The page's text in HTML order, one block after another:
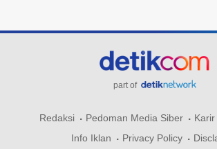
part of
Redaksi Pedoman Media Siber Karir
Info Iklan
Privacy Policy